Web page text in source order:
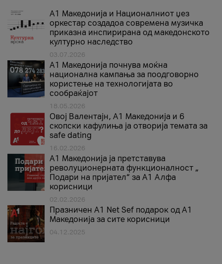
А1 Македонија и Националниот џез
оркестар создадоа современа музичка
приказна инспирирана од македонското
културно наследство
03.07.2026
A1 Македонија почнува моќна
национална кампања за поодговорно
користење на технологијата во
сообраќајот
18.05.2026
Овој Валентајн, A1 Македонија и 6
скопски кафулиња ја отворија темата за
safe dating
16.02.2026
А1 Македонија ја претставува
револуционерната функционалност „
Подари на пријател“ за А1 Алфа
корисници
02.02.2026
Празничен A1 Net Sеf подарок од А1
Македонија за сите корисници
04.12.2025